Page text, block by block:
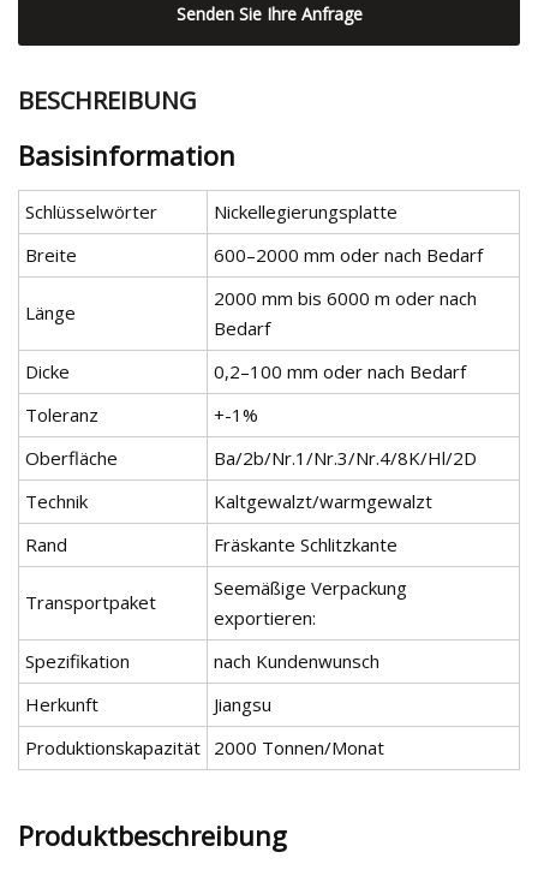
Senden Sie Ihre Anfrage
BESCHREIBUNG
Basisinformation
Schlüsselwörter
Nickellegierungsplatte
Breite
600–2000 mm oder nach Bedarf
Länge
2000 mm bis 6000 m oder nach
Bedarf
Dicke
0,2–100 mm oder nach Bedarf
Toleranz
+-1%
Oberfläche
Ba/2b/Nr.1/Nr.3/Nr.4/8K/Hl/2D
Technik
Kaltgewalzt/warmgewalzt
Rand
Fräskante Schlitzkante
Transportpaket
Seemäßige Verpackung
exportieren:
Spezifikation
nach Kundenwunsch
Herkunft
Jiangsu
Produktionskapazität 2000 Tonnen/Monat
Produktbeschreibung